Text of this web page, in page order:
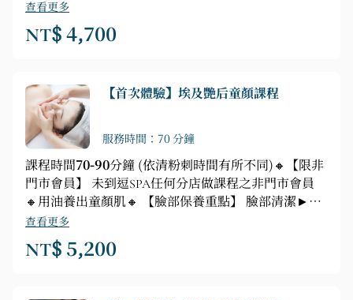
保養重點】 精油抓周►臉部深層清潔►深層掃黃►毛
孔淨化►臉部保養►精華液遵入►種膠原片+RF單極射
頻儀器►敷面►肩頸、手部舒壓按摩
查看更多
NT$ 4,700
【首次體驗】埃及艷后童顏課程
服務時間：70 分鐘
課程時間70-90分鐘 (依清粉刺時間有所不同)🔸【限非
門市會員】 未到逗SPA任何分店做課程之非門市會員
🔸用油養出童顏肌🔸 【臉部保養重點】 臉部清潔►粉
刺調理►油養肌四階段技法(安瓶喚醒►能量開穴►古
法活絡►緊緻保養)►玫瑰淨潤白面膜►玫瑰油肩頸、
手部、頭部按摩
查看更多
NT$ 5,200